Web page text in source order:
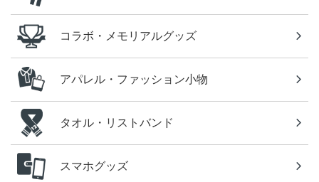
コラボ・メモリアルグッズ
アパレル・ファッション小物
タオル・リストバンド
スマホグッズ